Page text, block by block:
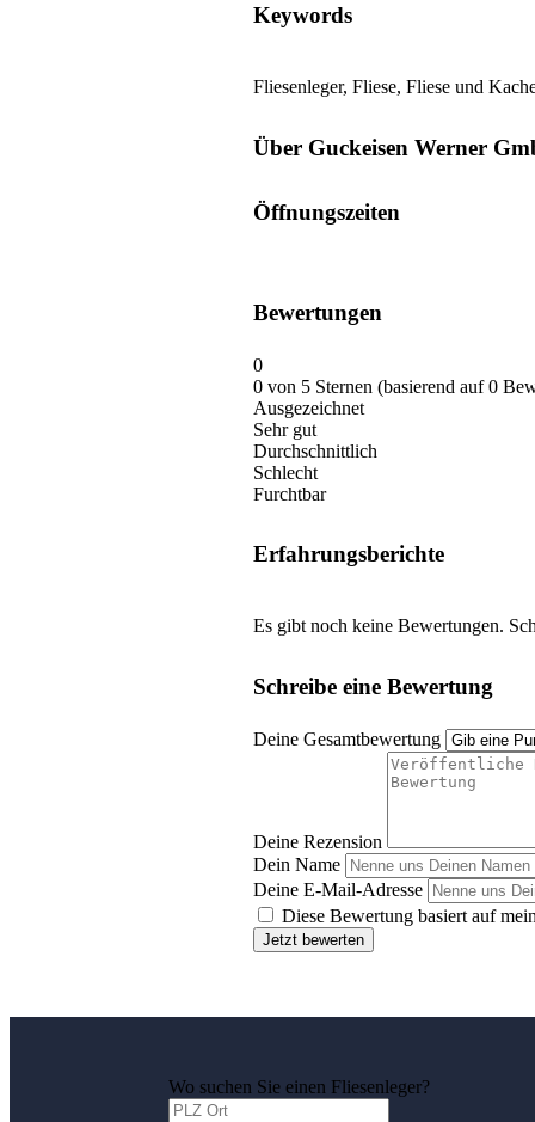
Keywords
Fliesenleger, Fliese, Fliese und
Über Guckeisen Werner
Öffnungszeiten
Bewertungen
0
0 von 5 Sternen (basierend auf 0
Ausgezeichnet
Sehr gut
Durchschnittlich
Schlecht
Furchtbar
Erfahrungsberichte
Es gibt noch keine Bewertungen.
Schreibe eine Bewertung
Deine Gesamtbewertung
Deine Rezension
Dein Name
Deine E-Mail-Adresse
Diese Bewertung basiert auf
Jetzt bewerten
Wo suchen Sie einen Fliesenleger?